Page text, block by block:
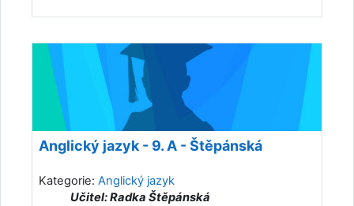
Anglický jazyk - 9. A - Štěpánská
Kategorie: Anglický jazyk
Učitel: Radka Štěpánská